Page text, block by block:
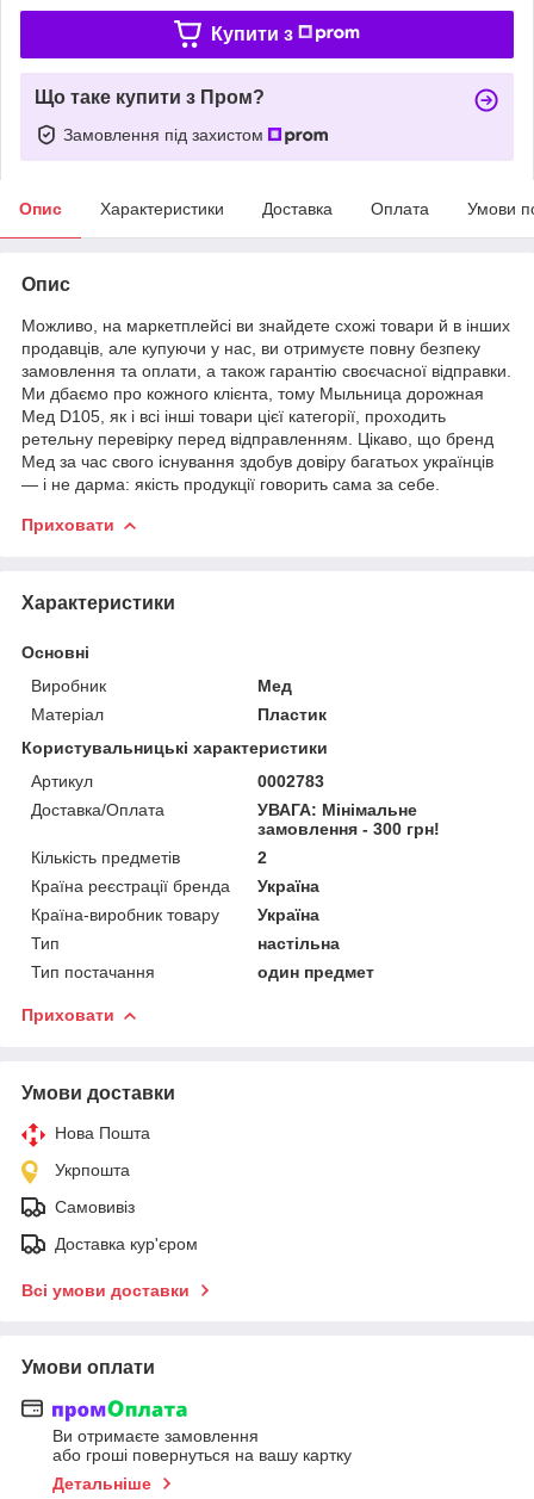
Купити з
Що таке купити з Пром?
Замовлення під захистом
Опис Характеристики Доставка Оплата Умови
Опис
Можливо, на маркетплейсі ви знайдете схожі товари й в інших
продавців, але купуючи у нас, ви отримуєте повну безпеку
замовлення та оплати, а також гарантію своєчасної відправки.
Ми дбаємо про кожного клієнта, тому Мыльница дорожная
Мед D105, як і всі інші товари цієї категорії, проходить
ретельну перевірку перед відправленням. Цікаво, що бренд
Мед за час свого існування здобув довіру багатьох українців
— і не дарма: якість продукції говорить сама за себе.
Приховати
Характеристики
Основні
Виробник
Мед
Матеріал
Пластик
Користувальницькі характеристики
Артикул
0002783
Доставка/Оплата
УВАГА: Мінімальне
замовлення - 300 грн!
Кількість предметів
2
Країна реєстрації бренда
Україна
Країна-виробник товару
Україна
Тип
настільна
Тип постачання
один предмет
Приховати
Умови доставки
Нова Пошта
Укрпошта
Самовивіз
Доставка кур'єром
Всі умови доставки
Умови оплати
Ви отримаєте замовлення
або гроші повернуться на вашу картку
Детальніше